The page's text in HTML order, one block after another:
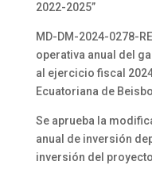
2022-2025”
MD-DM-2024-0278-
operativa anual del
al ejercicio fiscal
Ecuatoriana de Beisbol
Se aprueba la
anual de inversión
inversión del